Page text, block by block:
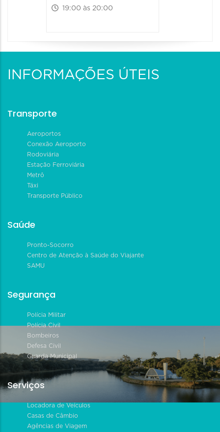
19:00 às 20:00
INFORMAÇÕES ÚTEIS
Transporte
Aeroportos
Conexão Aeroporto
Rodoviária
Estação Ferroviária
Metrô
Táxi
Transporte Público
Saúde
Pronto-Socorro
Centro de Atenção à Saúde do Viajante
SAMU
Segurança
Polícia Militar
Polícia Civil
Bombeiros
Defesa Civil
Guarda Municipal
Serviços
Locadora de Veículos
Casas de Câmbio
Agências de Viagem